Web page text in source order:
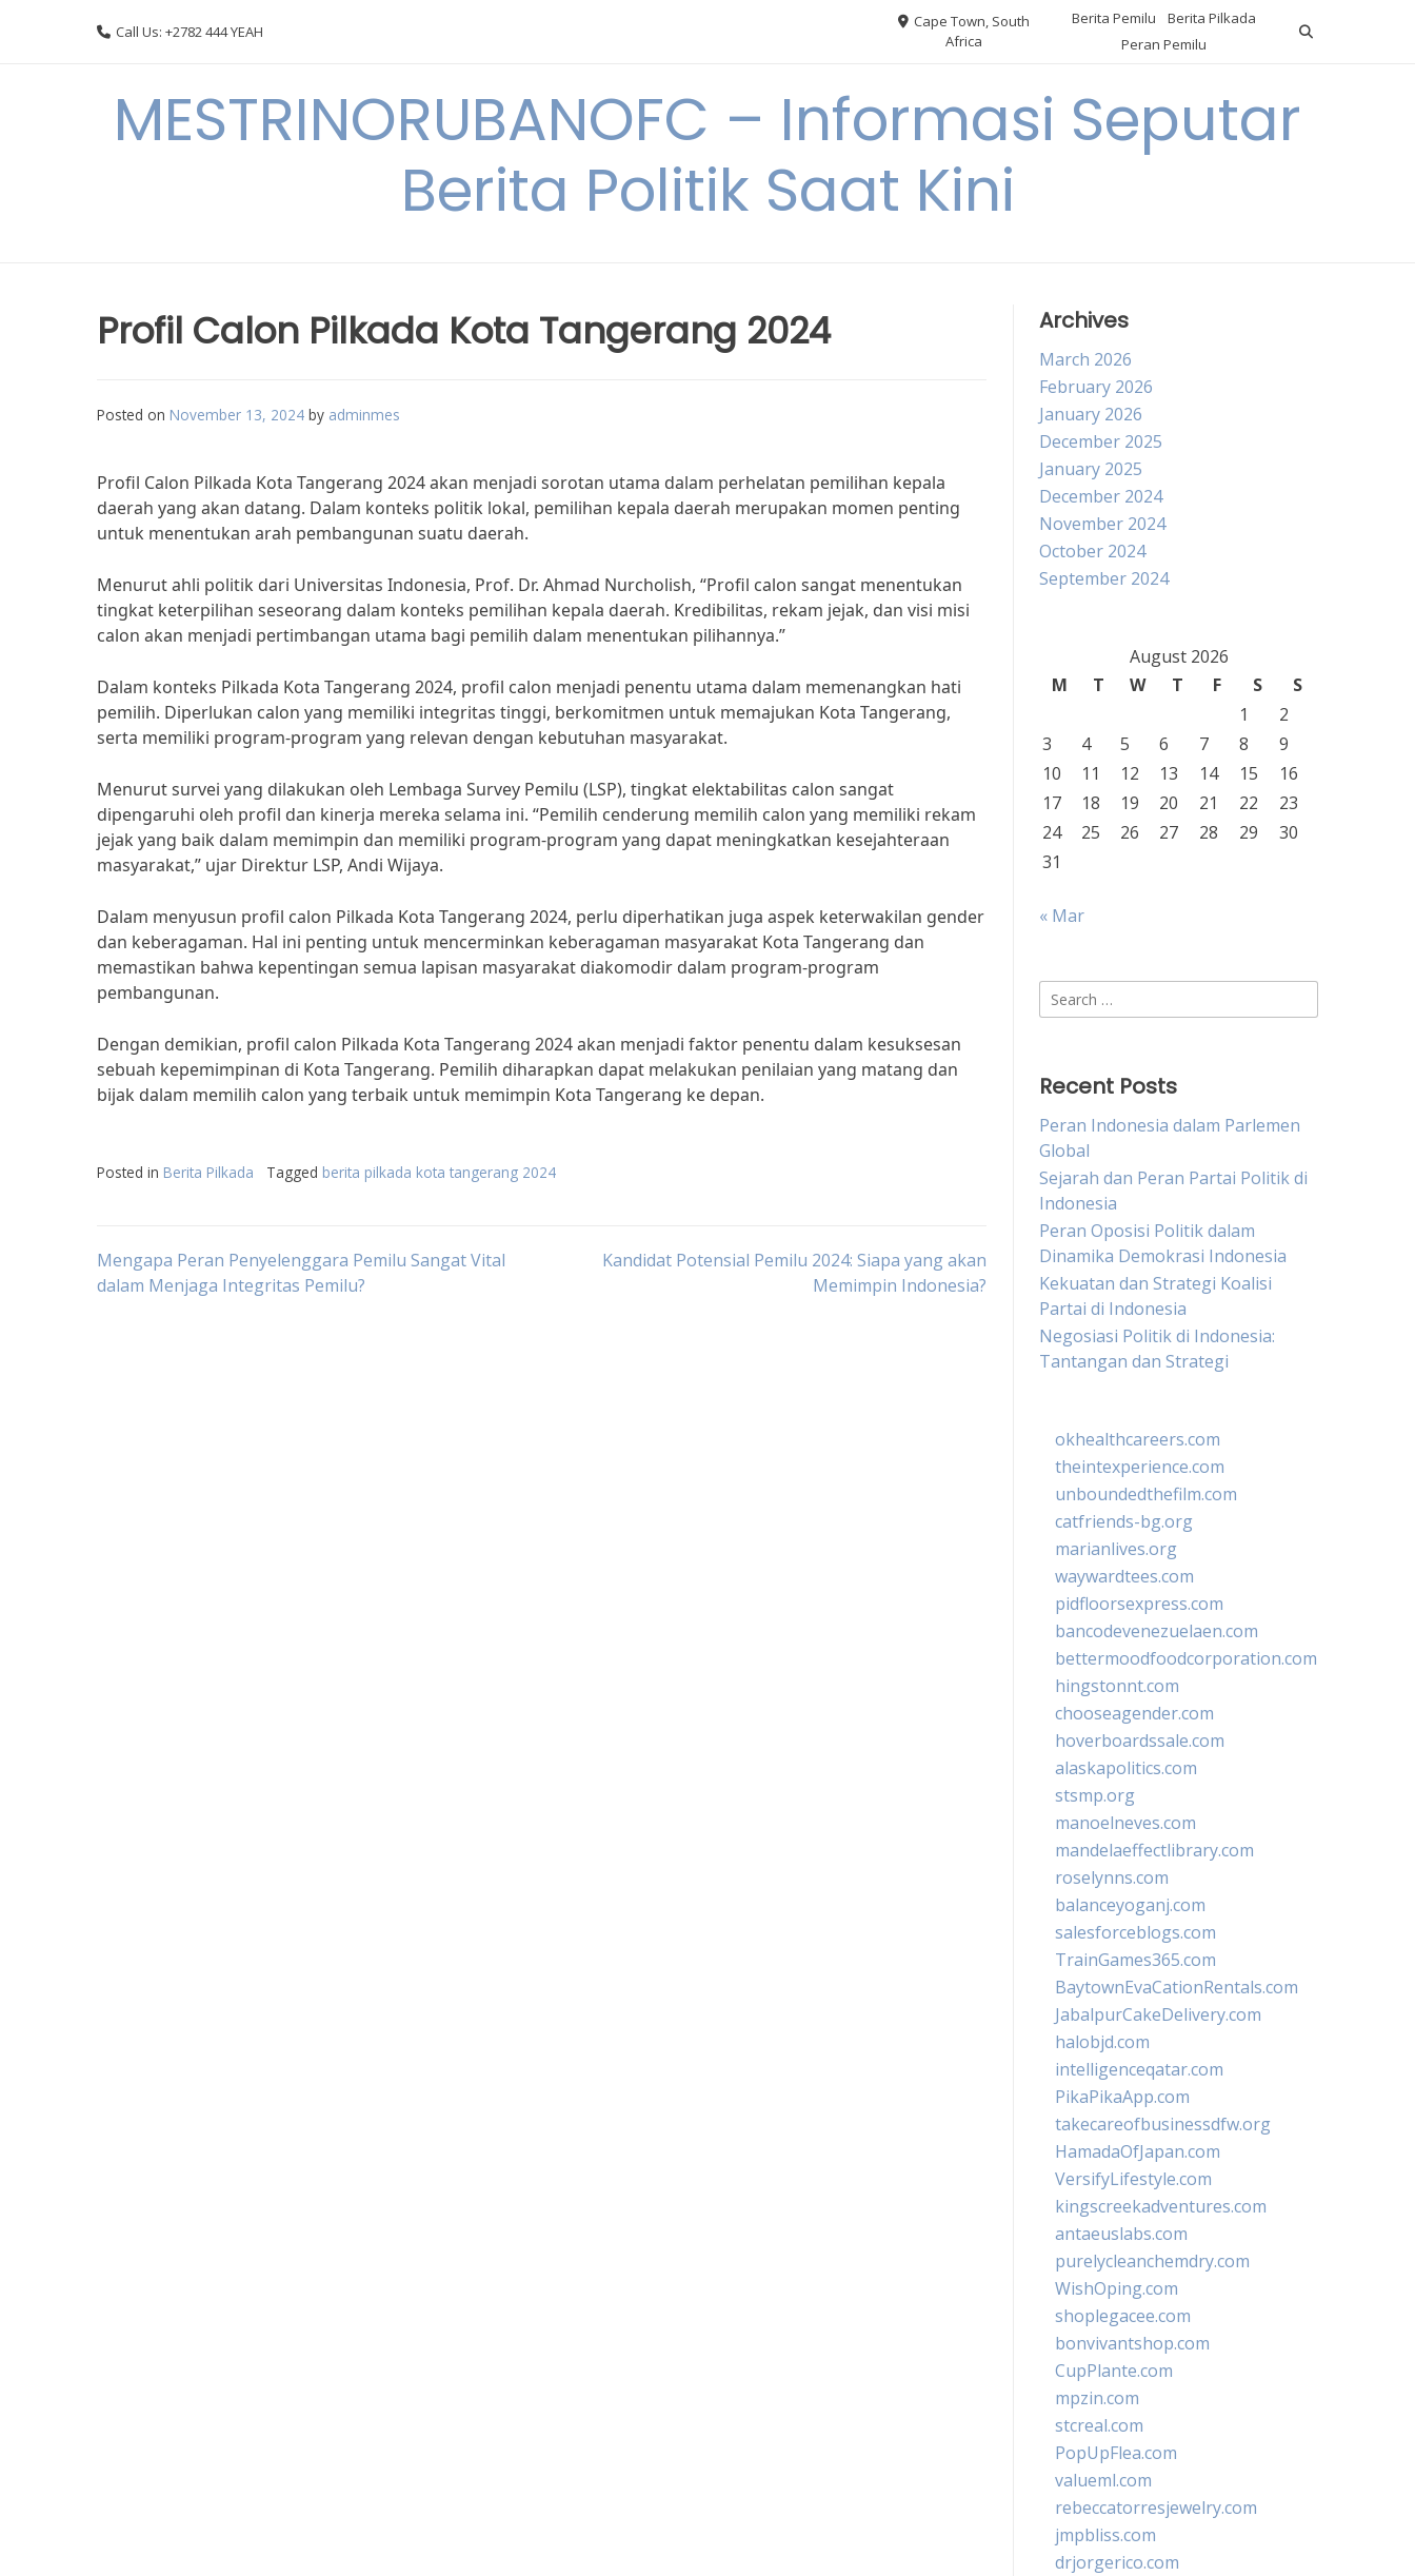
Call Us: +2782 444 YEAH
Cape Town, South
Africa
Berita Pemilu
Berita Pilkada
Peran Pemilu
MESTRINORUBANOFC – Informasi Seputar
Berita Politik Saat Kini
Profil Calon Pilkada Kota Tangerang 2024
Posted on November 13, 2024 by adminmes
Profil Calon Pilkada Kota Tangerang 2024 akan menjadi sorotan utama dalam perhelatan pemilihan kepala
daerah yang akan datang. Dalam konteks politik lokal, pemilihan kepala daerah merupakan momen penting
untuk menentukan arah pembangunan suatu daerah.
Menurut ahli politik dari Universitas Indonesia, Prof. Dr. Ahmad Nurcholish, “Profil calon sangat menentukan
tingkat keterpilihan seseorang dalam konteks pemilihan kepala daerah. Kredibilitas, rekam jejak, dan visi misi
calon akan menjadi pertimbangan utama bagi pemilih dalam menentukan pilihannya.”
Dalam konteks Pilkada Kota Tangerang 2024, profil calon menjadi penentu utama dalam memenangkan hati
pemilih. Diperlukan calon yang memiliki integritas tinggi, berkomitmen untuk memajukan Kota Tangerang,
serta memiliki program-program yang relevan dengan kebutuhan masyarakat.
Menurut survei yang dilakukan oleh Lembaga Survey Pemilu (LSP), tingkat elektabilitas calon sangat
dipengaruhi oleh profil dan kinerja mereka selama ini. “Pemilih cenderung memilih calon yang memiliki rekam
jejak yang baik dalam memimpin dan memiliki program-program yang dapat meningkatkan kesejahteraan
masyarakat,” ujar Direktur LSP, Andi Wijaya.
Dalam menyusun profil calon Pilkada Kota Tangerang 2024, perlu diperhatikan juga aspek keterwakilan gender
dan keberagaman. Hal ini penting untuk mencerminkan keberagaman masyarakat Kota Tangerang dan
memastikan bahwa kepentingan semua lapisan masyarakat diakomodir dalam program-program
pembangunan.
Dengan demikian, profil calon Pilkada Kota Tangerang 2024 akan menjadi faktor penentu dalam kesuksesan
sebuah kepemimpinan di Kota Tangerang. Pemilih diharapkan dapat melakukan penilaian yang matang dan
bijak dalam memilih calon yang terbaik untuk memimpin Kota Tangerang ke depan.
Posted in Berita Pilkada Tagged berita pilkada kota tangerang 2024
Post
Mengapa Peran Penyelenggara Pemilu Sangat Vital
dalam Menjaga Integritas Pemilu?
Kandidat Potensial Pemilu 2024: Siapa yang akan
Memimpin Indonesia?
Archives
March 2026
February 2026
January 2026
December 2025
January 2025
December 2024
November 2024
October 2024
September 2024
August 2026
M
T W T F S
S
1
2
3
4 5 6 7 8
9
10
11 12 13 14 15
16
17
18 19 20 21 22
23
24
25 26 27 28 29
30
31
« Mar
Search
for:
Recent Posts
Peran Indonesia dalam Parlemen
Global
Sejarah dan Peran Partai Politik di
Indonesia
Peran Oposisi Politik dalam
Dinamika Demokrasi Indonesia
Kekuatan dan Strategi Koalisi
Partai di Indonesia
Negosiasi Politik di Indonesia:
Tantangan dan Strategi
okhealthcareers.com
theintexperience.com
unboundedthefilm.com
catfriends-bg.org
marianlives.org
waywardtees.com
pidfloorsexpress.com
bancodevenezuelaen.com
bettermoodfoodcorporation.com
hingstonnt.com
chooseagender.com
hoverboardssale.com
alaskapolitics.com
stsmp.org
manoelneves.com
mandelaeffectlibrary.com
roselynns.com
balanceyoganj.com
salesforceblogs.com
TrainGames365.com
BaytownEvaCationRentals.com
JabalpurCakeDelivery.com
halobjd.com
intelligenceqatar.com
PikaPikaApp.com
takecareofbusinessdfw.org
HamadaOfJapan.com
VersifyLifestyle.com
kingscreekadventures.com
antaeuslabs.com
purelycleanchemdry.com
WishOping.com
shoplegacee.com
bonvivantshop.com
CupPlante.com
mpzin.com
stcreal.com
PopUpFlea.com
valueml.com
rebeccatorresjewelry.com
jmpbliss.com
drjorgerico.com